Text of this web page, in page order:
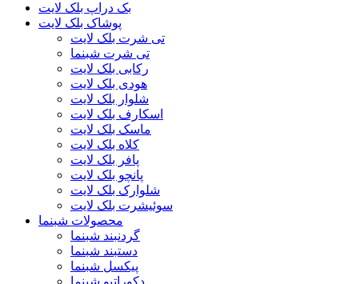
بک دراپ بلک لایت
پوشاک بلک لایت
تی شرت بلک لایت
تی شرت شبنما
رکابی بلک لایت
هودی بلک لایت
شلوار بلک لایت
اسکارف بلک لایت
ماسک بلک لایت
کلاه بلک لایت
پافر بلک لایت
پانچو بلک لایت
شلوارک بلک لایت
سوئیشرت بلک لایت
محصولات شبنما
گردنبند شبنما
دستبند شبنما
پیکسل شبنما
دکوراتیو شبنما